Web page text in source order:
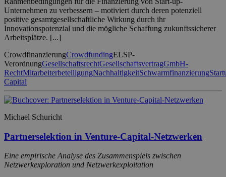
Unternehmen zu verbessern – motiviert durch deren potenziell
positive gesamtgesellschaftliche Wirkung durch ihr
Innovationspotenzial und die mögliche Schaffung zukunftssicherer
Arbeitsplätze. [...]
CrowdfinanzierungCrowdfundingELSP-
VerordnungGesellschaftsrechtGesellschaftsvertragGmbH-
RechtMitarbeiterbeteiligungNachhaltigkeitSchwarmfinanzierung
Capital
Michael Schuricht
Partnerselektion in Venture-Capital-Netzwerken
Eine empirische Analyse des Zusammenspiels zwischen
Netzwerkexploration und Netzwerkexploitation